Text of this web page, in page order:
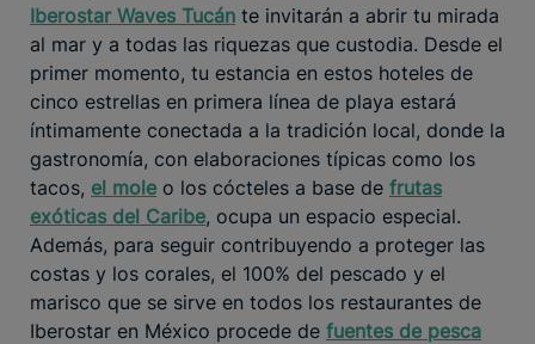
Iberostar Waves Tucán te invitarán a abrir tu mirada
al mar y a todas las riquezas que custodia. Desde el
primer momento, tu estancia en estos hoteles de
cinco estrellas en primera línea de playa estará
íntimamente conectada a la tradición local, donde la
gastronomía, con elaboraciones típicas como los
tacos, el mole o los cócteles a base de frutas
exóticas del Caribe, ocupa un espacio especial.
Además, para seguir contribuyendo a proteger las
costas y los corales, el 100% del pescado y el
marisco que se sirve en todos los restaurantes de
Iberostar en México procede de fuentes de pesca